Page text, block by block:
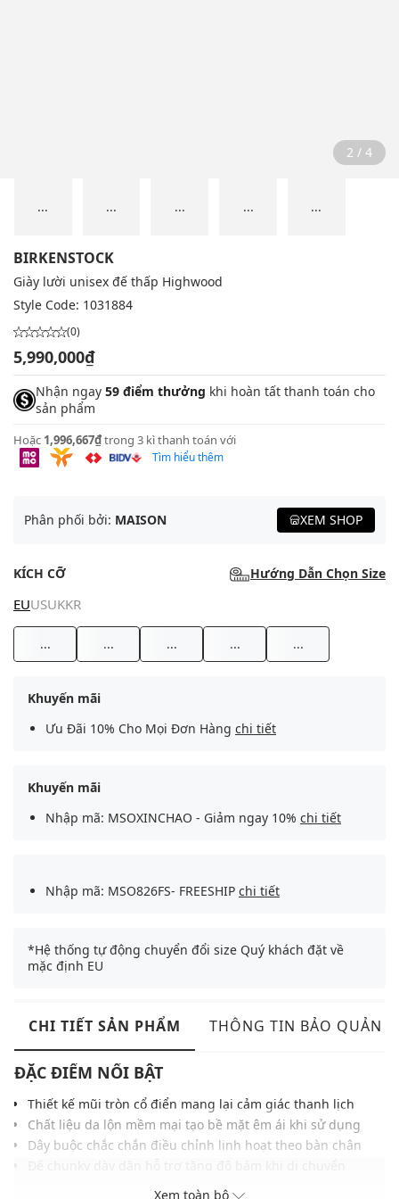
2 / 4
... ... ... ... ...
BIRKENSTOCK
Giày lười unisex đế thấp Highwood
Style Code: 1031884
(0)
5,990,000₫
Nhận ngay 59 điểm thưởng khi hoàn tất thanh toán cho
sản phẩm
Hoặc 1,996,667₫trong 3 kì thanh toán với
Tìm hiểu thêm
Phân phối bởi: MAISON XEM SHOP
KÍCH CỠ Hướng Dẫn Chọn Size
EUUSUKKR
... ... ... ... ...
Khuyến mãi
Ưu Đãi 10% Cho Mọi Đơn Hàng chi tiết
Khuyến mãi
Nhập mã: MSOXINCHAO - Giảm ngay 10% chi tiết
Nhập mã: MSO826FS- FREESHIP chi tiết
*Hệ thống tự động chuyển đổi size Quý khách đặt về
mặc định EU
CHI TIẾT SẢN PHẨM THÔNG TIN BẢO QUẢN
ĐẶC ĐIỂM NỔI BẬT
Thiết kế mũi tròn cổ điển mang lại cảm giác thanh lịch
Chất liệu da lộn mềm mại tạo bề mặt êm ái khi sử dụng
Dây buộc chắc chắn điều chỉnh linh hoạt theo bàn chân
Đường may tinh tế giữ phom ổn định trong thời gian dài
Xem toàn bộ